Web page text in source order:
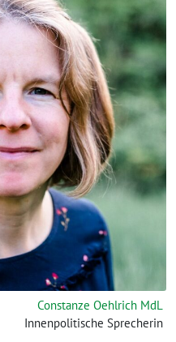
Constanze Oehlrich MdL
Innenpolitische Sprecherin